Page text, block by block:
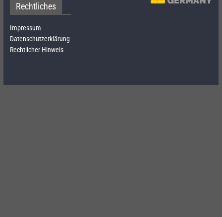
Rechtliches
Impressum
Datenschutzerklärung
Rechtlicher Hinweis